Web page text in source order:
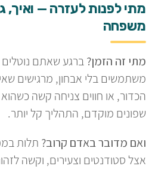
מתי לפנות לעזרה — ואיך,
משפחה
מתי זה הזמן?ברגע שאתם
משתמשים בלי אבחון, מרגישים
הכדור, או חווים צניחה קשה
שפונים מוקדם, התהליך קל יותר.
ואם מדובר באדם קרוב? תלות
אצל סטודנטים וצעירים, וקשה